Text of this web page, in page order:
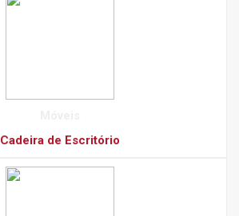
Cadeira de Escritório